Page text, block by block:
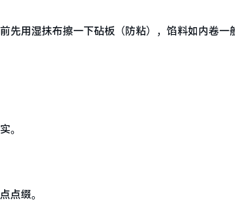
用湿抹布擦一下砧板（防粘），馅料如内卷一
。
点缀。